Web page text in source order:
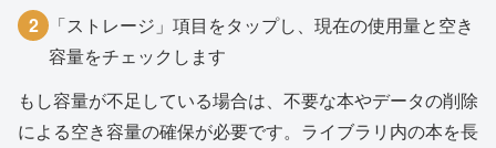
2
「ストレージ」項目をタップし、現在の使用量と空き
容量をチェックします
もし容量が不足している場合は、不要な本やデータの削除
による空き容量の確保が必要です。ライブラリ内の本を長